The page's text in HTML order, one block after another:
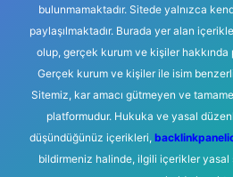
bulunmamaktadır. Sitede yalnızca
paylaşılmaktadır. Burada yer alan
olup, gerçek kurum ve kişiler hakkında
Gerçek kurum ve kişiler ile isim
Sitemiz, kar amacı gütmeyen ve
platformudur. Hukuka ve yasal
düşündüğünüz içerikleri,
bildirmeniz halinde, ilgili içerikler